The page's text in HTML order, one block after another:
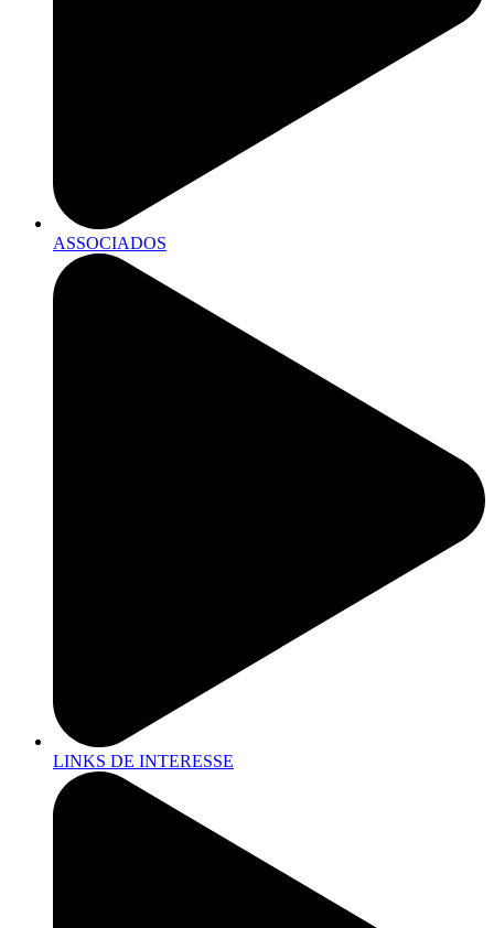
ASSOCIADOS
LINKS DE INTERESSE